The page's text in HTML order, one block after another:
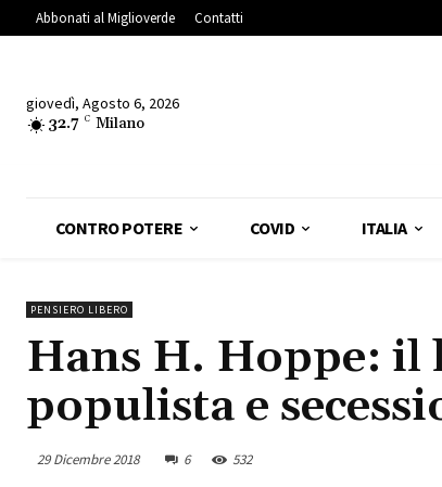
Abbonati al Miglioverde Contatti
giovedì, Agosto 6, 2026
32.7 C Milano
CONTRO POTERE COVID ITALIA
PENSIERO LIBERO
Hans H. Hoppe: il
populista e
29 Dicembre 2018 6 532